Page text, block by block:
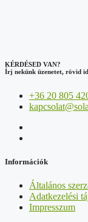
KÉRDÉSED VAN?
Írj nekünk üzenetet, rövid
+36 20 805
Információk
Általános
Adatkezelési
Impresszum